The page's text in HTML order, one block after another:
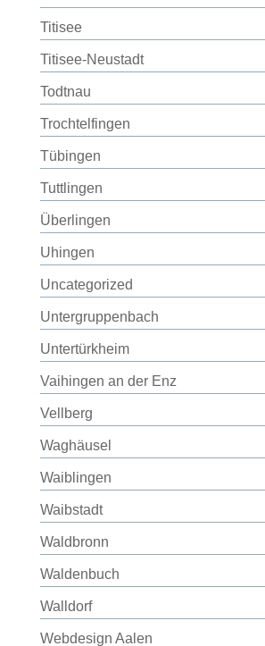
Titisee
Titisee-Neustadt
Todtnau
Trochtelfingen
Tübingen
Tuttlingen
Überlingen
Uhingen
Uncategorized
Untergruppenbach
Untertürkheim
Vaihingen an der Enz
Vellberg
Waghäusel
Waiblingen
Waibstadt
Waldbronn
Waldenbuch
Walldorf
Webdesign Aalen